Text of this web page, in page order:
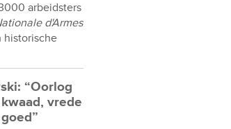
arbeidsters
d'Armes
historische
“Oorlog
vrede